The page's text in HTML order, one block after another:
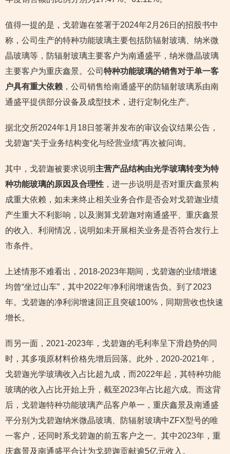
值得一提的是，戈碧迦在签署于2024年2月26日的招股书中
称，公司生产的特种功能玻璃主要包括防辐射玻璃、纳米微
晶玻璃等，防辐射玻璃主要客户为南通盛平，纳米微晶玻璃
主要客户为重庆鑫景。公司 特种功能玻璃的销售对于单一客
户具有重大依赖 ，公司销售给南通盛平的防辐射玻璃系由南
通盛平提供部分设备及成型技术，进行定制化生产。
据北交所2024年1月18日签署并发布的审议会议结果公告，
戈碧迦“关于业务结构变化与经营业绩”再次被问询。
其中，戈碧迦被要求说明主营产品结构由光学玻璃转变为特
种功能玻璃的原因及合理性 ，进一步说明是否对重庆鑫景构
成重大依赖，如未来终止相关业务合作是否会对戈碧迦业绩
产生重大不利影响，以及测算戈碧迦对南通盛平、重庆鑫景
的收入、利润情况，说明如未开展相关业务是否符合发行上
市条件。
上述情形不难看出，2018-2023年期间，戈碧迦的业绩增速
均曾“坐过山车”，其中2022年净利润增速告负。到了2023
年。戈碧迦的净利润增速回正且突破100%，同期营收也快速
增长。
而另一面，2021-2023年，戈碧迦的毛利率呈下滑趋势的同
时，其多项原材料价格先增后回落。此外，2020-2021年，
戈碧迦光学玻璃收入占比超九成，而2022年起，其特种功能
玻璃的收入占比开始上升，截至2023年占比超六成。而这背
后，戈碧迦特种功能玻璃产品客户单一，重庆鑫景及南通盛
平分别为戈碧迦纳米微晶玻璃、防辐射玻璃中ZFX型号的唯
一客户，还同时系戈碧迦的前五客户之一。其中2023年，重
庆鑫景及南通盛平合计为戈碧迦贡献逾5亿元收入。